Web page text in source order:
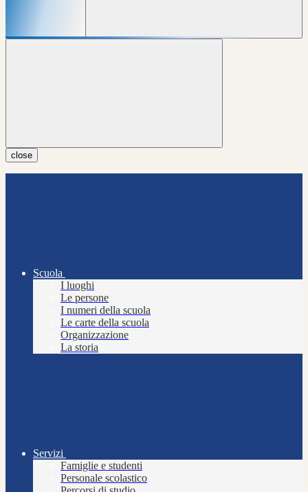
close
Scuola
I luoghi
Le persone
I numeri della scuola
Le carte della scuola
Organizzazione
La storia
Servizi
Famiglie e studenti
Personale scolastico